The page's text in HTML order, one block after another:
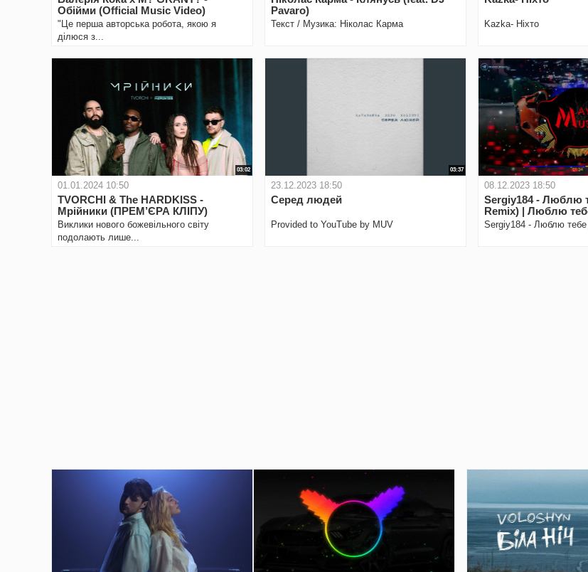
Обійми (Official Music Video)
"Це перша авторська робота, якою я
ділюся з...
Pavaro)
Текст / Музика: Ніколас Карма Kazka- Ніхто
03:02
01.01.2024 10:50
TVORCHI & The HARDKISS -
Мрійники (ПРЕМ’ЄРА КЛІПУ)
Виклики нового божевільного світу
подолають лише...
03:37
23.12.2023 18:50
Серед людей
Provided to YouTube by MUV
08.12.2023 18:50
Sergiy184 - Люблю
Remix) | Люблю
дурманиш
Sergiy184 - Люблю